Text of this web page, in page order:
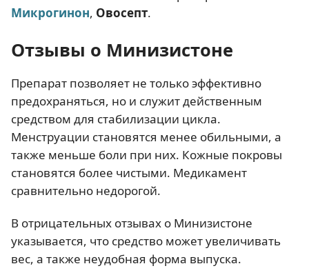
Микрогинон, Овосепт.
Отзывы о Минизистоне
Препарат позволяет не только эффективно
предохраняться, но и служит действенным
средством для стабилизации цикла.
Менструации становятся менее обильными, а
также меньше боли при них. Кожные покровы
становятся более чистыми. Медикамент
сравнительно недорогой.
В отрицательных отзывах о Минизистоне
указывается, что средство может увеличивать
вес, а также неудобная форма выпуска.